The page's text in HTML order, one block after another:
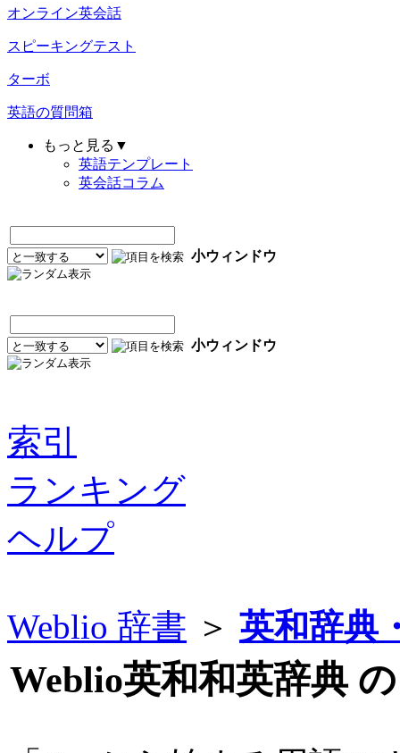
オンライン英会話
スピーキングテスト
ターボ
英語の質問箱
もっと見る▼
英語テンプレート
英会話コラム
小ウィンドウ
小ウィンドウ
索引
ランキング
ヘルプ
Weblio 辞書 ＞ 英和辞典
Weblio英和和英辞典